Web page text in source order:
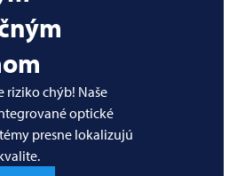
riziko chýb! Naše
optické
presne lokalizujú